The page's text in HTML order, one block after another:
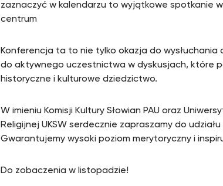
zaznaczyć w kalendarzu to wyjątkowe spotkanie
centrum
Konferencja ta to nie tylko okazja do
do aktywnego uczestnictwa w dyskusjach, które
historyczne i kulturowe dziedzictwo.
W imieniu Komisji Kultury Słowian PAU oraz
Religijnej UKSW serdecznie zapraszamy do
Gwarantujemy wysoki poziom merytoryczny i
Do zobaczenia w listopadzie!